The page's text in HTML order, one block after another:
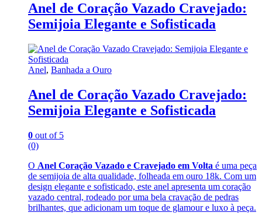
Anel de Coração Vazado Cravejado:
Semijoia Elegante e Sofisticada
Anel, Banhada a Ouro
Anel de Coração Vazado Cravejado:
Semijoia Elegante e Sofisticada
0 out of 5
(0)
O Anel Coração Vazado e Cravejado em Volta é uma peça
de semijoia de alta qualidade, folheada em ouro 18k. Com um
design elegante e sofisticado, este anel apresenta um coração
vazado central, rodeado por uma bela cravação de pedras
brilhantes, que adicionam um toque de glamour e luxo à peça.